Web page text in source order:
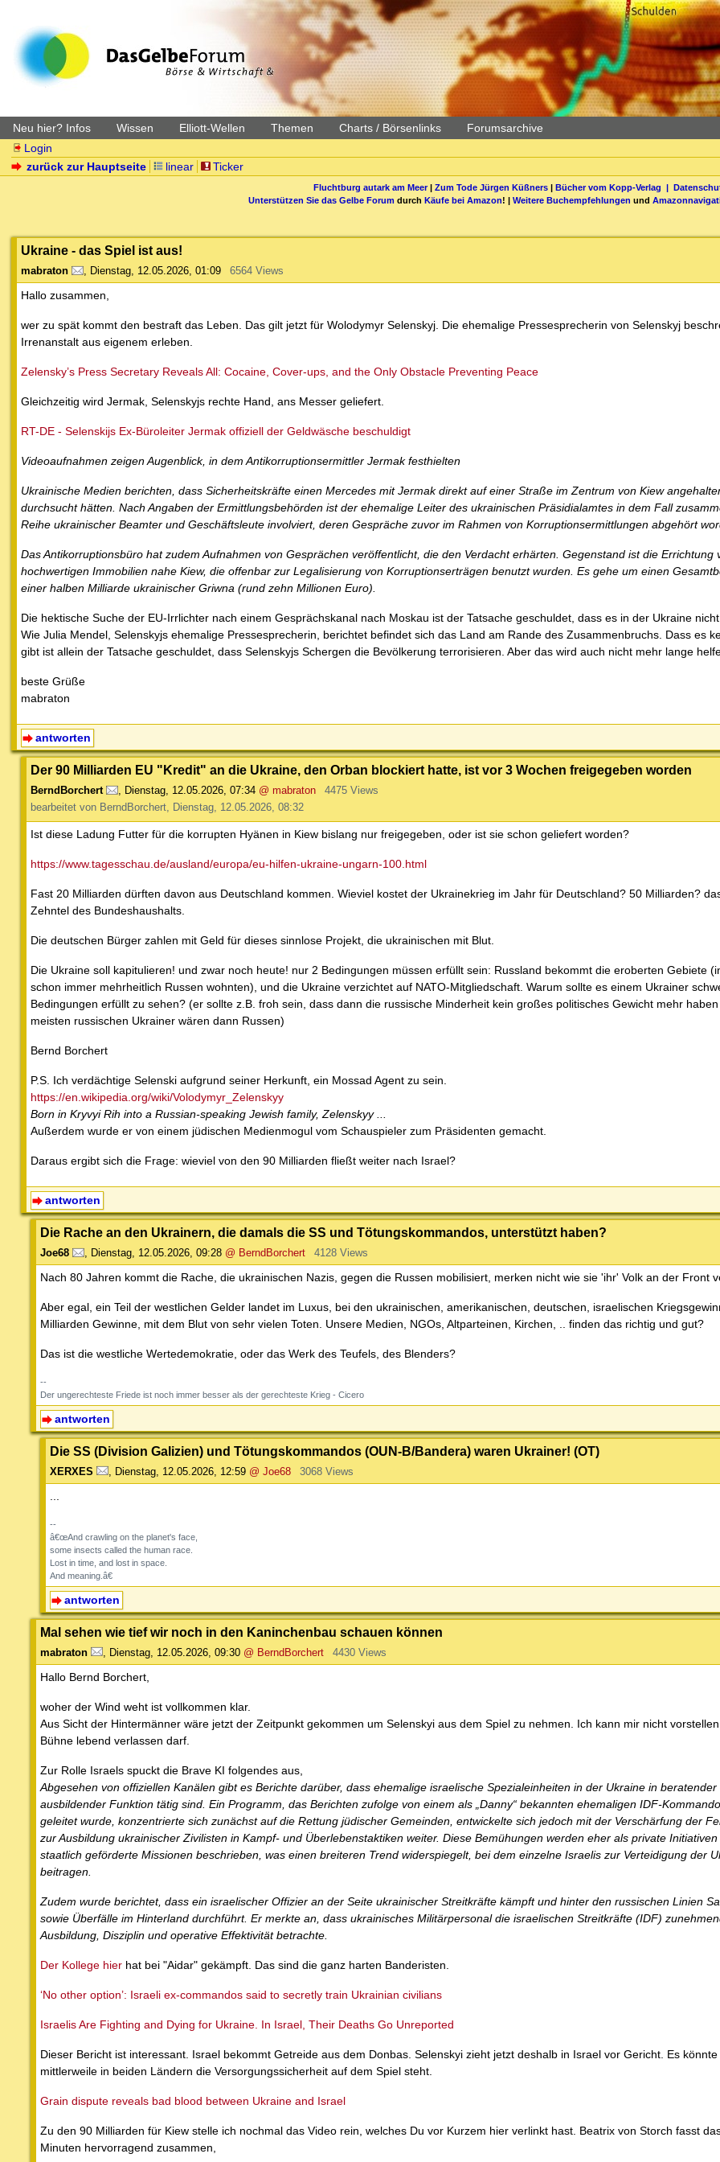
Neu hier? Infos Wissen Elliott-Wellen Themen Charts / Börsenlinks Forumsarchive
Login
zurück zur Hauptseite
linear Ticker
Fluchtburg autark am Meer| Zum Tode Jürgen Küßners| Bücher vom Kopp-Verlag |
Unterstützen Sie das Gelbe Forum durch Käufe bei Amazon! | Weitere Buchempfehlungen und
Ukraine - das Spiel ist aus!
mabraton , Dienstag, 12.05.2026, 01:09 6564 Views
Hallo zusammen,
wer zu spät kommt den bestraft das Leben. Das gilt jetzt für Wolodymyr Selenskyj. Die ehemalige Pressesprecherin von Selenskyj
Irrenanstalt aus eigenem erleben.
Zelensky’s Press Secretary Reveals All: Cocaine, Cover-ups, and the Only Obstacle Preventing Peace
Gleichzeitig wird Jermak, Selenskyjs rechte Hand, ans Messer geliefert.
RT-DE - Selenskijs Ex-Büroleiter Jermak offiziell der Geldwäsche beschuldigt
Videoaufnahmen zeigen Augenblick, in dem Antikorruptionsermittler Jermak festhielten
Ukrainische Medien berichten, dass Sicherheitskräfte einen Mercedes mit Jermak direkt auf einer Straße im Zentrum von Kiew
durchsucht hätten. Nach Angaben der Ermittlungsbehörden ist der ehemalige Leiter des ukrainischen Präsidialamtes in dem Fall
Reihe ukrainischer Beamter und Geschäftsleute involviert, deren Gespräche zuvor im Rahmen von Korruptionsermittlungen abgehört
Das Antikorruptionsbüro hat zudem Aufnahmen von Gesprächen veröffentlicht, die den Verdacht erhärten. Gegenstand ist die Errichtung
hochwertigen Immobilien nahe Kiew, die offenbar zur Legalisierung von Korruptionserträgen benutzt wurden. Es gehe um einen
einer halben Milliarde ukrainischer Griwna (rund zehn Millionen Euro).
Die hektische Suche der EU-Irrlichter nach einem Gesprächskanal nach Moskau ist der Tatsache geschuldet, dass es in der Ukraine
Wie Julia Mendel, Selenskyjs ehemalige Pressesprecherin, berichtet befindet sich das Land am Rande des Zusammenbruchs. Dass es
gibt ist allein der Tatsache geschuldet, dass Selenskyjs Schergen die Bevölkerung terrorisieren. Aber das wird auch nicht mehr lange
beste Grüße
mabraton
antworten
Der 90 Milliarden EU "Kredit" an die Ukraine, den Orban blockiert hatte, ist vor 3 Wochen freigegeben worden
BerndBorchert , Dienstag, 12.05.2026, 07:34 @ mabraton
4475 Views
bearbeitet von BerndBorchert, Dienstag, 12.05.2026, 08:32
Ist diese Ladung Futter für die korrupten Hyänen in Kiew bislang nur freigegeben, oder ist sie schon geliefert worden?
https://www.tagesschau.de/ausland/europa/eu-hilfen-ukraine-ungarn-100.html
Fast 20 Milliarden dürften davon aus Deutschland kommen. Wieviel kostet der Ukrainekrieg im Jahr für Deutschland? 50 Milliarden?
Zehntel des Bundeshaushalts.
Die deutschen Bürger zahlen mit Geld für dieses sinnlose Projekt, die ukrainischen mit Blut.
Die Ukraine soll kapitulieren! und zwar noch heute! nur 2 Bedingungen müssen erfüllt sein: Russland bekommt die eroberten Gebiete
schon immer mehrheitlich Russen wohnten), und die Ukraine verzichtet auf NATO-Mitgliedschaft. Warum sollte es einem Ukrainer
Bedingungen erfüllt zu sehen? (er sollte z.B. froh sein, dass dann die russische Minderheit kein großes politisches Gewicht mehr
meisten russischen Ukrainer wären dann Russen)
Bernd Borchert
P.S. Ich verdächtige Selenski aufgrund seiner Herkunft, ein Mossad Agent zu sein.
https://en.wikipedia.org/wiki/Volodymyr_Zelenskyy
Born in Kryvyi Rih into a Russian-speaking Jewish family, Zelenskyy ...
Außerdem wurde er von einem jüdischen Medienmogul vom Schauspieler zum Präsidenten gemacht.
Daraus ergibt sich die Frage: wieviel von den 90 Milliarden fließt weiter nach Israel?
antworten
Die Rache an den Ukrainern, die damals die SS und Tötungskommandos, unterstützt haben?
Joe68 , Dienstag, 12.05.2026, 09:28 @ BerndBorchert 4128 Views
Nach 80 Jahren kommt die Rache, die ukrainischen Nazis, gegen die Russen mobilisiert, merken nicht wie sie 'ihr' Volk an der Front
Aber egal, ein Teil der westlichen Gelder landet im Luxus, bei den ukrainischen, amerikanischen, deutschen, israelischen
Milliarden Gewinne, mit dem Blut von sehr vielen Toten. Unsere Medien, NGOs, Altparteinen, Kirchen, .. finden das richtig und gut?
Das ist die westliche Wertedemokratie, oder das Werk des Teufels, des Blenders?
--
Der ungerechteste Friede ist noch immer besser als der gerechteste Krieg - Cicero
antworten
Die SS (Division Galizien) und Tötungskommandos (OUN-B/Bandera) waren Ukrainer! (OT)
XERXES Dienstag, 12.05.2026, 12:59 @ Joe68 3068 Views
--
â€œAnd crawling on the planet's face,
some insects called the human race.
Lost in time, and lost in space.
And meaning.â€
antworten
Mal sehen wie tief wir noch in den Kaninchenbau schauen können
mabraton Dienstag, 12.05.2026, 09:30 @ BerndBorchert 4430 Views
Hallo Bernd Borchert,
woher der Wind weht ist vollkommen klar.
Aus Sicht der Hintermänner wäre jetzt der Zeitpunkt gekommen um Selenskyi aus dem Spiel zu nehmen. Ich kann mir nicht
Bühne lebend verlassen darf.
Zur Rolle Israels spuckt die Brave KI folgendes aus,
Abgesehen von offiziellen Kanälen gibt es Berichte darüber, dass ehemalige israelische Spezialeinheiten in der Ukraine in beratender
ausbildender Funktion tätig sind. Ein Programm, das Berichten zufolge von einem als „Danny“ bekannten ehemaligen IDF-
geleitet wurde, konzentrierte sich zunächst auf die Rettung jüdischer Gemeinden, entwickelte sich jedoch mit der Verschärfung der
zur Ausbildung ukrainischer Zivilisten in Kampf- und Überlebenstaktiken weiter. Diese Bemühungen werden eher als private
staatlich geförderte Missionen beschrieben, was einen breiteren Trend widerspiegelt, bei dem einzelne Israelis zur Verteidigung der
beitragen.
Zudem wurde berichtet, dass ein israelischer Offizier an der Seite ukrainischer Streitkräfte kämpft und hinter den russischen Linien
sowie Überfälle im Hinterland durchführt. Er merkte an, dass ukrainisches Militärpersonal die israelischen Streitkräfte (IDF)
Ausbildung, Disziplin und operative Effektivität betrachte.
Der Kollege hier hat bei "Aidar" gekämpft. Das sind die ganz harten Banderisten.
‘No other option’: Israeli ex-commandos said to secretly train Ukrainian civilians
Israelis Are Fighting and Dying for Ukraine. In Israel, Their Deaths Go Unreported
Dieser Bericht ist interessant. Israel bekommt Getreide aus dem Donbas. Selenskyi zieht jetzt deshalb in Israel vor Gericht. Es
mittlerweile in beiden Ländern die Versorgungssicherheit auf dem Spiel steht.
Grain dispute reveals bad blood between Ukraine and Israel
Zu den 90 Milliarden für Kiew stelle ich nochmal das Video rein, welches Du vor Kurzem hier verlinkt hast. Beatrix von Storch fasst
Minuten hervorragend zusammen,